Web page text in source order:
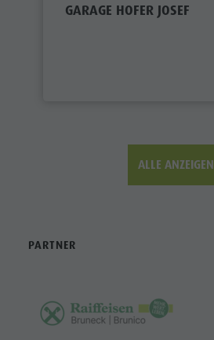
GARAGE HOFER JOSEF
ALLE ANZEIGEN
PARTNER